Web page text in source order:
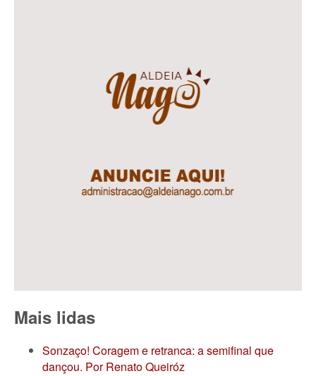
Mais lidas
Sonzaço! Coragem e retranca: a semifinal que
dançou. Por Renato Queiróz